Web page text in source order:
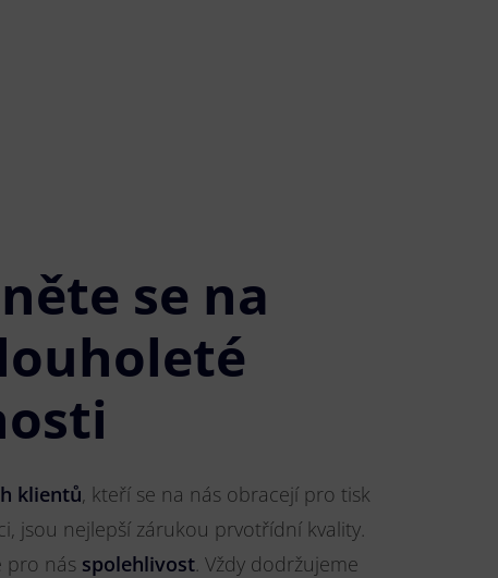
se na
klientů, kteří se na nás obracejí pro tisk
jsou nejlepší zárukou prvotřídní kvality.
pro nás spolehlivost. Vždy dodržujeme